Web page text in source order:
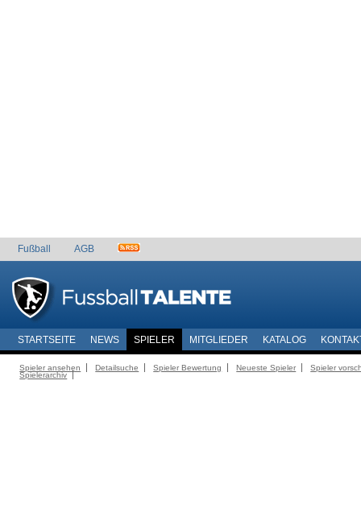
Fußball AGB
STARTSEITE NEWS SPIELER MITGLIEDER KATALOG
Spieler ansehen Detailsuche Spieler Bewertung Neueste Spieler
Spieler
Spielerarchiv